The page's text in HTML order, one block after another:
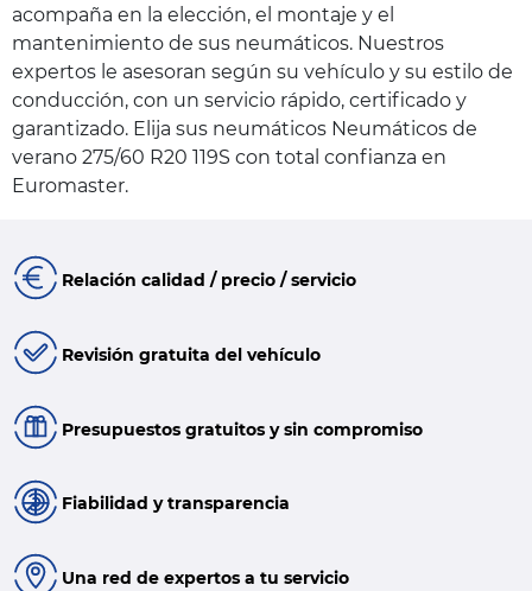
acompaña en la elección, el montaje y el
mantenimiento de sus neumáticos. Nuestros
expertos le asesoran según su vehículo y su estilo de
conducción, con un servicio rápido, certificado y
garantizado. Elija sus neumáticos Neumáticos de
verano 275/60 R20 119S con total confianza en
Euromaster.
Relación calidad / precio / servicio
Revisión gratuita del vehículo
Presupuestos gratuitos y sin compromiso
Fiabilidad y transparencia
Una red de expertos a tu servicio